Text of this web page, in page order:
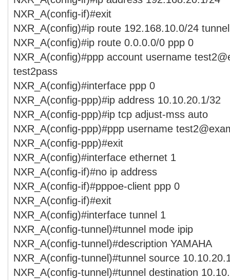
NXR_A(config-if)#exit
NXR_A(config)#ip route 192.168.10.0/24
NXR_A(config)#ip route 0.0.0.0/0 ppp 0
NXR_A(config)#ppp account username
test2pass
NXR_A(config)#interface ppp 0
NXR_A(config-ppp)#ip address 10.10.20.1/32
NXR_A(config-ppp)#ip tcp adjust-mss auto
NXR_A(config-ppp)#ppp username
NXR_A(config-ppp)#exit
NXR_A(config)#interface ethernet 1
NXR_A(config-if)#no ip address
NXR_A(config-if)#pppoe-client ppp 0
NXR_A(config-if)#exit
NXR_A(config)#interface tunnel 1
NXR_A(config-tunnel)#tunnel mode ipip
NXR_A(config-tunnel)#description YAMAHA
NXR_A(config-tunnel)#tunnel source
NXR_A(config-tunnel)#tunnel destination